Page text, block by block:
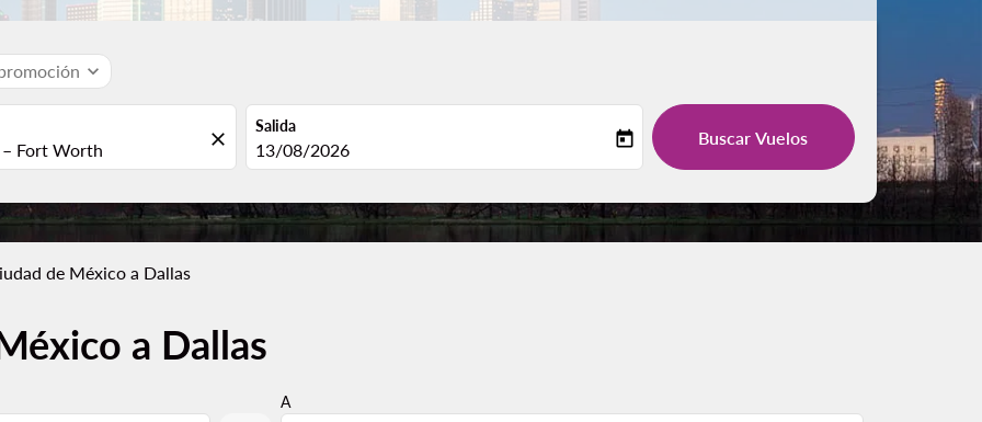
expand_more
close
Salida
fc-booking-departure-date-aria-label
13/08/2026 today Buscar Vuelos
de México a Dallas
a Dallas
A